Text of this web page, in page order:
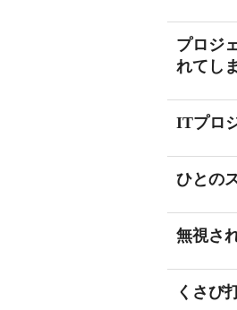
プロジ
れてし
ITプロ
ひとの
無視さ
くさび